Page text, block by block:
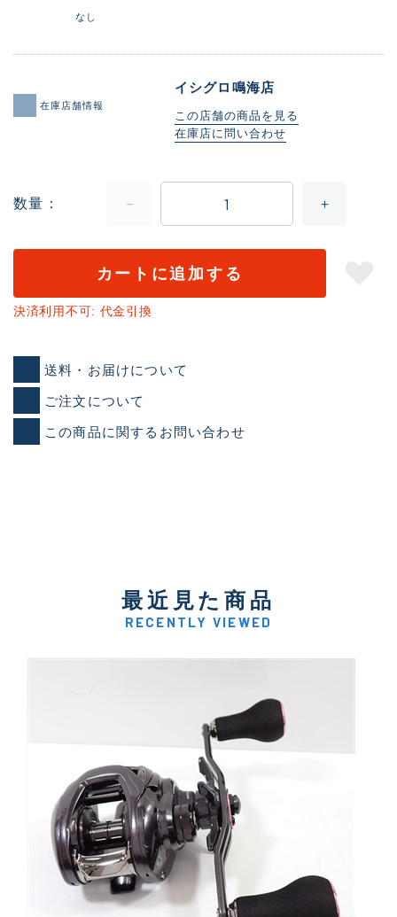
なし
在庫店舗情報
イシグロ鳴海店
この店舗の商品を見る
在庫店に問い合わせ
数量
カートに追加する
決済利用不可: 代金引換
送料・お届けについて
ご注文について
この商品に関するお問い合わせ
最近見た商品
RECENTLY VIEWED